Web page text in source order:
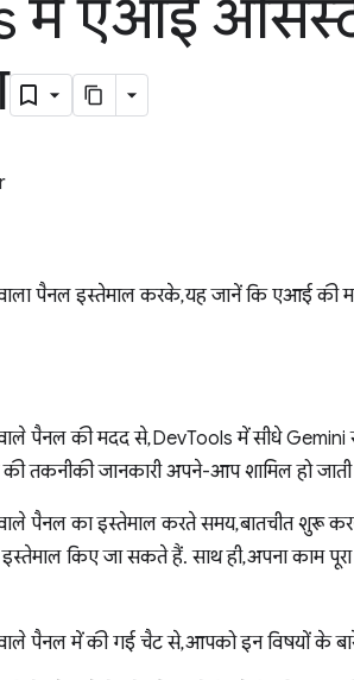
में एआई
पैनल इस्तेमाल करके, यह जानें कि एआई की
पैनल की मदद से, DevTools में सीधे
तकनीकी जानकारी अपने-आप शामिल हो
पैनल का इस्तेमाल करते समय, बातचीत शुरू
इस्तेमाल किए जा सकते हैं. साथ ही, अपना काम
पैनल में की गई चैट से, आपको इन विषयों के